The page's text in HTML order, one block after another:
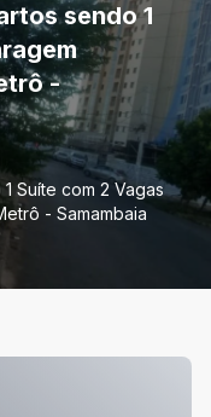
sendo 1
-
Suíte com 2 Vagas
- Samambaia